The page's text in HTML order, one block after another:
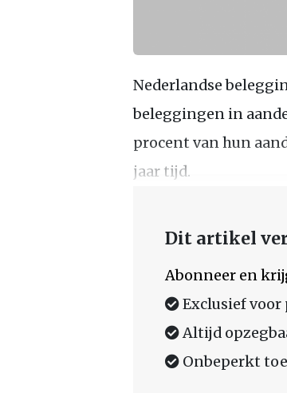
Nederlandse
beleggingen in
procent van hun
jaar tijd.
Dit artikel
Abonneer en
Exclusief voor
Altijd
Onbeperkt